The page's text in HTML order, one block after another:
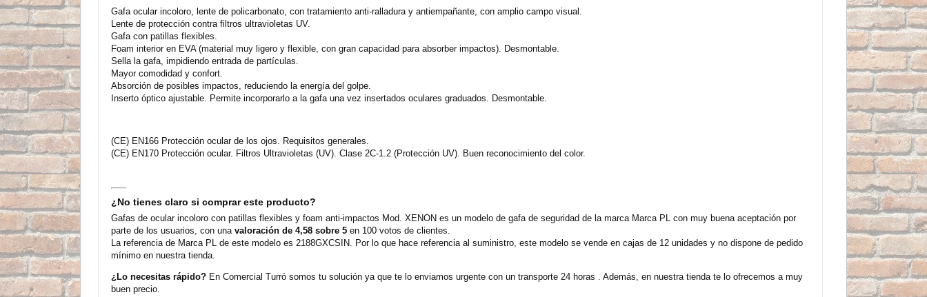
Gafa ocular incoloro, lente de policarbonato, con tratamiento anti-ralladura y antiempañante, con amplio campo visual.
Lente de protección contra filtros ultravioletas UV.
Gafa con patillas flexibles.
Foam interior en EVA (material muy ligero y flexible, con gran capacidad para absorber impactos). Desmontable.
Sella la gafa, impidiendo entrada de partículas.
Mayor comodidad y confort.
Absorción de posibles impactos, reduciendo la energía del golpe.
Inserto óptico ajustable. Permite incorporarlo a la gafa una vez insertados oculares graduados. Desmontable.
(CE) EN166 Protección ocular de los ojos. Requisitos generales.
(CE) EN170 Protección ocular. Filtros Ultravioletas (UV). Clase 2C-1.2 (Protección UV). Buen reconocimiento del color.
¿No tienes claro si comprar este producto?
Gafas de ocular incoloro con patillas flexibles y foam anti-impactos Mod. XENON es un modelo de gafa de seguridad de la marca Marca PL con muy buena aceptación por
parte de los usuarios, con una valoración de 4,58 sobre 5 en 100 votos de clientes.
La referencia de Marca PL de este modelo es 2188GXCSIN. Por lo que hace referencia al suministro, este modelo se vende en cajas de 12 unidades y no dispone de pedido
mínimo en nuestra tienda.
¿Lo necesitas rápido? En Comercial Turró somos tu solución ya que te lo enviamos urgente con un transporte 24 horas . Además, en nuestra tienda te lo ofrecemos a muy
buen precio.